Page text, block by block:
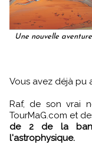
Une nouvelle
Vous avez déjà
Raf, de son vrai
TourMaG.com et
de 2 de la
l'astrophysique.